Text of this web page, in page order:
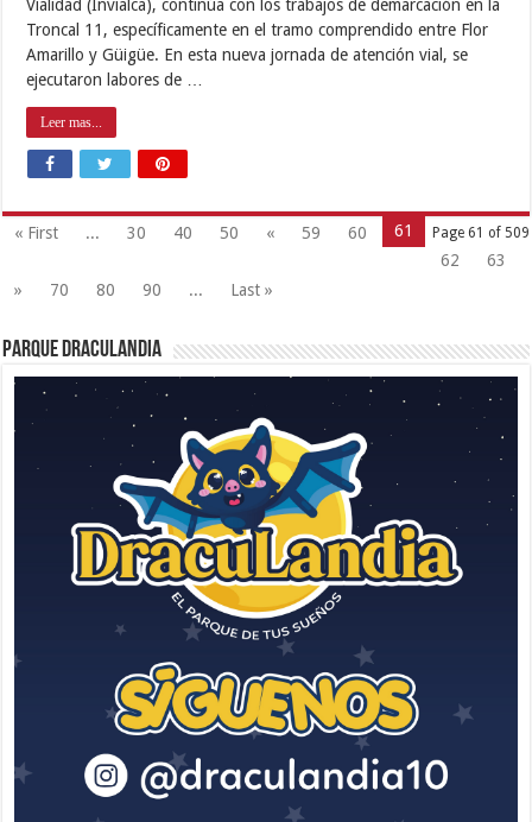
Vialidad (Invialca), continúa con los trabajos de demarcación en la
Troncal 11, específicamente en el tramo comprendido entre Flor
Amarillo y Güigüe. En esta nueva jornada de atención vial, se
ejecutaron labores de …
Leer mas...
Page 61 of 509
« First ... 30 40 50 « 59 60
61
62
63
»
70 80 90 ... Last »
Parque Draculandia